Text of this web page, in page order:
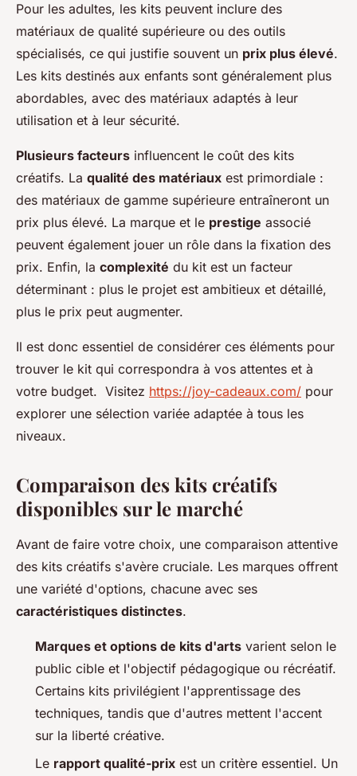
Pour les adultes, les kits peuvent inclure des
matériaux de qualité supérieure ou des outils
spécialisés, ce qui justifie souvent un prix plus élevé.
Les kits destinés aux enfants sont généralement plus
abordables, avec des matériaux adaptés à leur
utilisation et à leur sécurité.
Plusieurs facteurs influencent le coût des kits
créatifs. La qualité des matériaux est primordiale :
des matériaux de gamme supérieure entraîneront un
prix plus élevé. La marque et le prestige associé
peuvent également jouer un rôle dans la fixation des
prix. Enfin, la complexité du kit est un facteur
déterminant : plus le projet est ambitieux et détaillé,
plus le prix peut augmenter.
Il est donc essentiel de considérer ces éléments pour
trouver le kit qui correspondra à vos attentes et à
votre budget. Visitez https://joy-cadeaux.com/ pour
explorer une sélection variée adaptée à tous les
niveaux.
Comparaison des kits créatifs
disponibles sur le marché
Avant de faire votre choix, une comparaison attentive
des kits créatifs s'avère cruciale. Les marques offrent
une variété d'options, chacune avec ses
caractéristiques distinctes.
Marques et options de kits d'arts varient selon le
public cible et l'objectif pédagogique ou récréatif.
Certains kits privilégient l'apprentissage des
techniques, tandis que d'autres mettent l'accent
sur la liberté créative.
Le rapport qualité-prix est un critère essentiel. Un